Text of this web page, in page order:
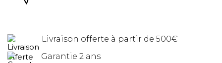
Livraison offerte à partir de 500€
Garantie 2 ans